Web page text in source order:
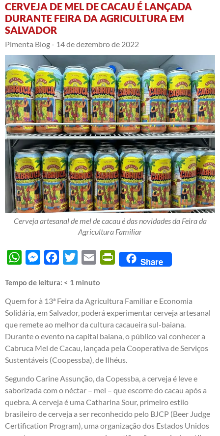
CERVEJA DE MEL DE CACAU É LANÇADA
DURANTE FEIRA DA AGRICULTURA EM
SALVADOR
Pimenta Blog - 14 de dezembro de 2022
Cerveja artesanal de mel de cacau é das novidades da Feira da
Agricultura Familiar
WhatsAppMessengerFacebook
Twitter Email PrintFriendly
Share
Tempo de leitura: < 1 minuto
Quem for à 13ª Feira da Agricultura Familiar e Economia
Solidária, em Salvador, poderá experimentar cerveja artesanal
que remete ao melhor da cultura cacaueira sul-baiana.
Durante o evento na capital baiana, o público vai conhecer a
Cabruca Mel de Cacau, lançada pela Cooperativa de Serviços
Sustentáveis (Coopessba), de Ilhéus.
Segundo Carine Assunção, da Copessba, a cerveja é leve e
saborizada com o néctar – mel – que escorre do cacau após a
quebra. A cerveja é uma Catharina Sour, primeiro estilo
brasileiro de cerveja a ser reconhecido pelo BJCP (Beer Judge
Certification Program), uma organização dos Estados Unidos